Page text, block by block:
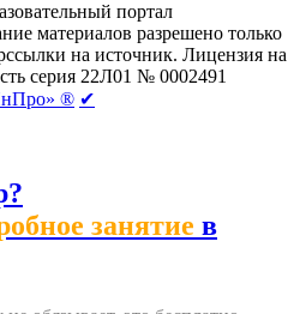
портал
материалов разрешено только
на источник. Лицензия на
серия 22Л01 № 0002491
® ✔
занятие в